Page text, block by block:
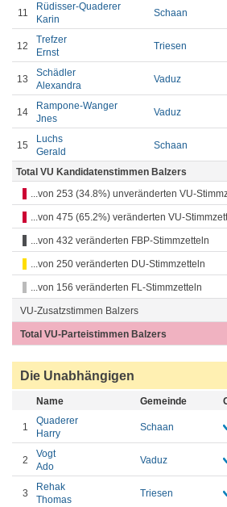
11
Rüdisser-Quaderer
Karin
Schaan
12
Trefzer
Ernst
Triesen
13
Schädler
Alexandra
Vaduz
14
Rampone-Wanger
Jnes
Vaduz
15
Luchs
Gerald
Schaan
Total VU Kandidatenstimmen Balzers
...von 253 (34.8%) unveränderten VU-
...von 475 (65.2%) veränderten VU-
...von 432 veränderten FBP-Stimmzetteln
...von 250 veränderten DU-Stimmzetteln
...von 156 veränderten FL-Stimmzetteln
VU-Zusatzstimmen Balzers
Total VU-Parteistimmen Balzers
Die Unabhängigen
Name Gemeinde
1
Quaderer
Harry
Schaan
2
Vogt
Ado
Vaduz
3
Rehak
Thomas
Triesen